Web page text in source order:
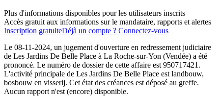
Plus d'informations disponibles pour les utilisateurs inscrits
Accès gratuit aux informations sur le mandataire, rapports et alertes
Inscription gratuiteDéjà un compte ? Connectez-vous
Le 08-11-2024, un jugement d'ouverture en redressement judiciaire
de Les Jardins De Belle Place à La Roche-sur-Yon (Vendée) a été
prononcé. Le numéro de dossier de cette affaire est 950717421.
L'activité principale de Les Jardins De Belle Place est landbouw,
bosbouw en visserij. Cet état des créances est déposé au greffe.
Aucun rapport n'est (encore) disponible.